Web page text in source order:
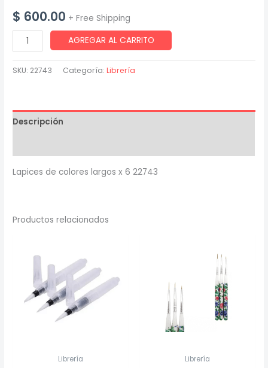
$ 600.00 + Free Shipping
Lapices
de
colores
6
22743
AGREGAR AL CARRITO
SKU: 22743 Categoría:Librería
Descripción
Lapices de colores largos x 6 22743
Productos relacionados
Librería Librería